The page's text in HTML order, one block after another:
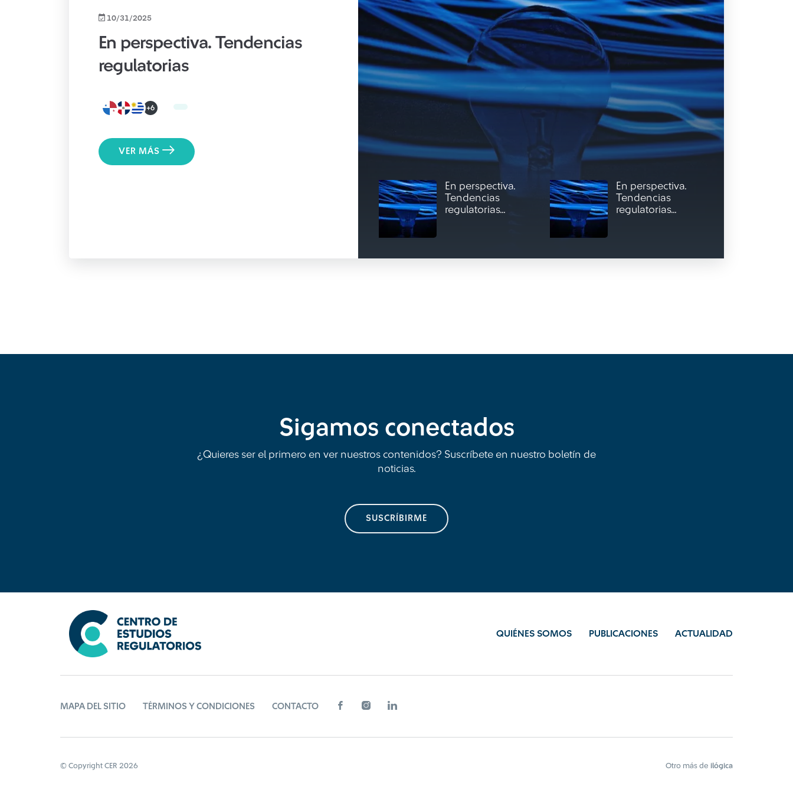
10/31/2025
En perspectiva. Tendencias
regulatorias
+6
VER MÁS
En perspectiva.
Tendencias
regulatorias...
En perspectiva.
Tendencias
regulatorias...
Sigamos conectados
¿Quieres ser el primero en ver nuestros contenidos? Suscríbete en nuestro boletín de
noticias.
SUSCRÍBIRME
QUIÉNES SOMOS PUBLICACIONES ACTUALIDAD
MAPA DEL SITIO TÉRMINOS Y CONDICIONES CONTACTO
© Copyright CER 2026 Otro más de ilógica